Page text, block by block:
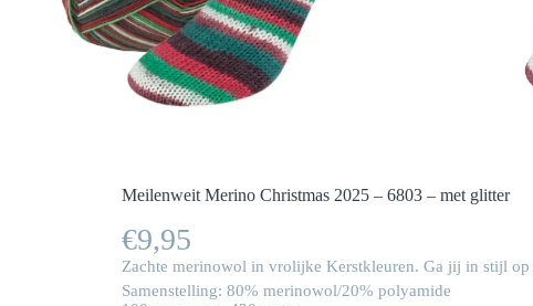
Meilenweit Merino Christmas 2025 – 6803 – met glitter
€9,95
Zachte merinowol in vrolijke Kerstkleuren. Ga jij in stijl
Samenstelling: 80% merinowol/20% polyamide